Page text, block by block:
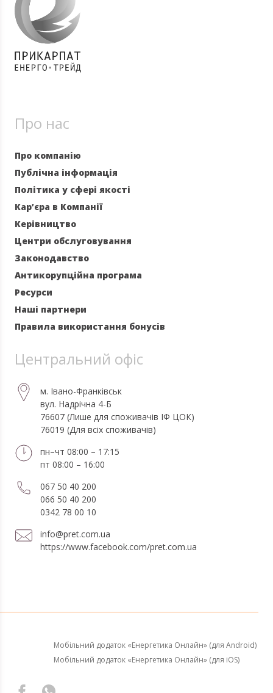
Про нас
Про компанію
Публічна інформація
Політика у сфері якості
Кар’єра в Компанії
Керівництво
Центри обслуговування
Законодавство
Антикорупційна програма
Ресурси
Наші партнери
Правила використання бонусів
Центральний офіс
м. Івано-Франківськ
вул. Надрічна 4-Б
76607 (Лише для споживачів ІФ ЦОК)
76019 (Для всіх споживачів)
пн–чт 08:00 – 17:15
пт 08:00 – 16:00
067 50 40 200
066 50 40 200
0342 78 00 10
info@pret.com.ua
https://www.facebook.com/pret.com.ua
Мобільний додаток «Енергетика Онлайн» (для Android)
Мобільний додаток «Енергетика Онлайн» (для iOS)